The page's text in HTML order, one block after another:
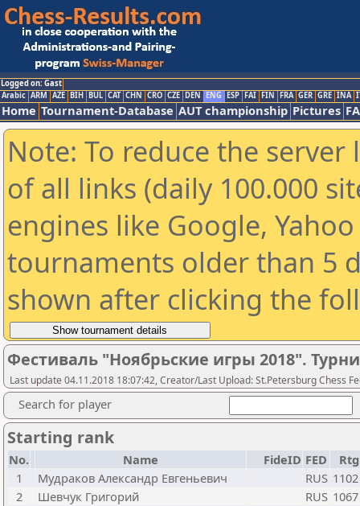
Logged on: Gast
Arabic ARM AZE BIH BUL CAT CHN CRO CZE DEN ENG ESP FAI FIN FRA GER GRE INA
Home Tournament-Database AUT championship Pictures
Note: To reduce the
of all links (daily 100.000
engines like Google,
tournaments older than 5
shown after clicking the
Фестиваль "Ноябрьские игры 2018".
Last update 04.11.2018 18:07:42, Creator/Last Upload: St.Petersburg Chess
Search for player
Starting rank
No. Name FideID FED
Rtg
1
Мудраков Александр Евгеньевич RUS 1102
2
Шевчук Григорий RUS 1067